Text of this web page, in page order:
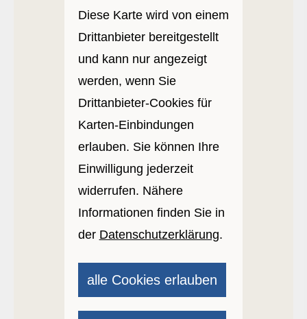
Diese Karte wird von einem
Drittanbieter bereitgestellt
und kann nur angezeigt
werden, wenn Sie
Drittanbieter-Cookies für
Karten-Einbindungen
erlauben. Sie können Ihre
Einwilligung jederzeit
widerrufen. Nähere
Informationen finden Sie in
der Datenschutzerklärung.
alle Cookies erlauben